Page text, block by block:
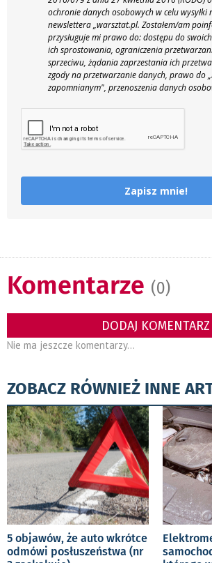
ochronie danych osobowych w celu wysyłki
newslettera „warsztat.pl. Zostałem/am
przysługuje mi prawo do: dostępu do
ich sprostowania, ograniczenia
sprzeciwu, żądania zaprzestania ich
zgody na przetwarzanie danych, prawo do
zapomnianym", przenoszenia danych
Zapisz mnie!
Komentarze (0)
DODAJ KOMENTARZ
Nie ma jeszcze komentarzy...
ZOBACZ RÓWNIEŻ INNE
5 objawów, że auto wkrótce
odmówi posłuszeństwa (nr